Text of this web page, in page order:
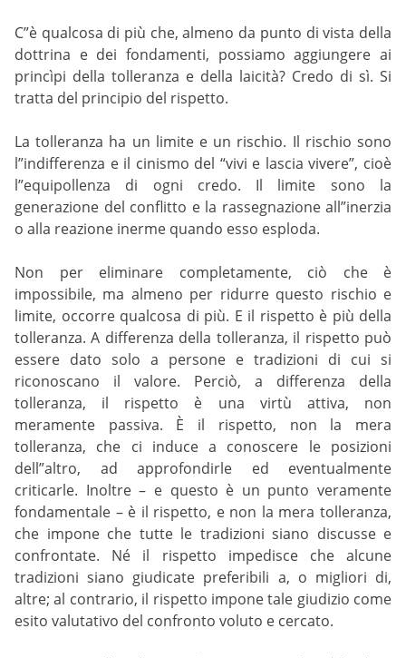
C”è qualcosa di più che, almeno da punto di vista della
dottrina e dei fondamenti, possiamo aggiungere ai
princìpi della tolleranza e della laicità? Credo di sì. Si
tratta del principio del rispetto.
La tolleranza ha un limite e un rischio. Il rischio sono
l”indifferenza e il cinismo del “vivi e lascia vivere”, cioè
l”equipollenza di ogni credo. Il limite sono la
generazione del conflitto e la rassegnazione all”inerzia
o alla reazione inerme quando esso esploda.
Non per eliminare completamente, ciò che è
impossibile, ma almeno per ridurre questo rischio e
limite, occorre qualcosa di più. E il rispetto è più della
tolleranza. A differenza della tolleranza, il rispetto può
essere dato solo a persone e tradizioni di cui si
riconoscano il valore. Perciò, a differenza della
tolleranza, il rispetto è una virtù attiva, non
meramente passiva. È il rispetto, non la mera
tolleranza, che ci induce a conoscere le posizioni
dell”altro, ad approfondirle ed eventualmente
criticarle. Inoltre – e questo è un punto veramente
fondamentale – è il rispetto, e non la mera tolleranza,
che impone che tutte le tradizioni siano discusse e
confrontate. Né il rispetto impedisce che alcune
tradizioni siano giudicate preferibili a, o migliori di,
altre; al contrario, il rispetto impone tale giudizio come
esito valutativo del confronto voluto e cercato.